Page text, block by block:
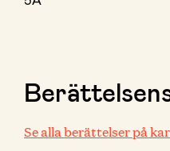
Se alla berättelser på